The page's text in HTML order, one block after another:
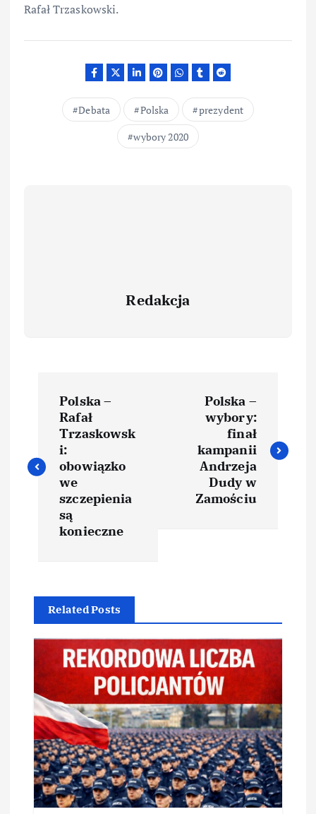
Rafał Trzaskowski.
Debata Polska
prezydent
wybory 2020
Redakcja
Polska –
Rafał
Trzaskowsk
i:
obowiązko
we
szczepienia
są
konieczne
Polska –
wybory:
finał
kampanii
Andrzeja
Dudy w
Zamościu
Related Posts